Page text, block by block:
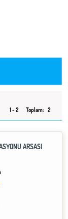
1 - 2
Toplam: 2
ARSASI